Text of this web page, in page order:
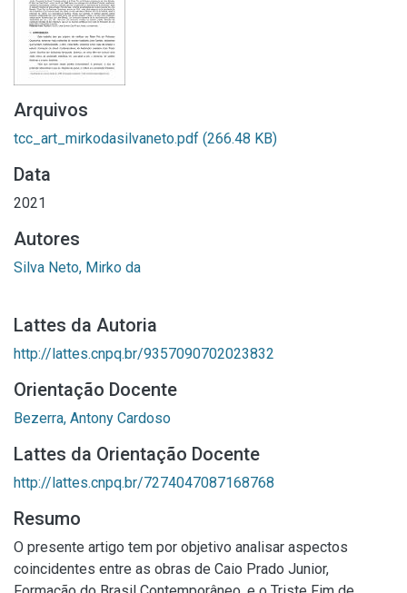
Arquivos
tcc_art_mirkodasilvaneto.pdf (266.48 KB)
Data
2021
Autores
Silva Neto, Mirko da
Lattes da Autoria
http://lattes.cnpq.br/9357090702023832
Orientação Docente
Bezerra, Antony Cardoso
Lattes da Orientação Docente
http://lattes.cnpq.br/7274047087168768
Resumo
O presente artigo tem por objetivo analisar aspectos
coincidentes entre as obras de Caio Prado Junior,